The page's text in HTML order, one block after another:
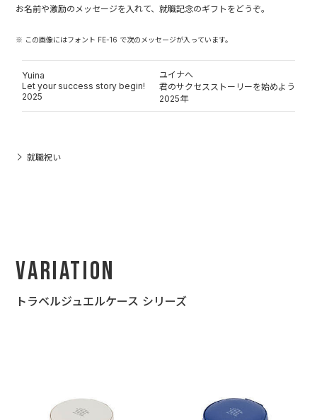
お名前や激励のメッセージを入れて、就職記念のギフトをどうぞ。
※ この画像にはフォント FE-16 で次のメッセージが入っています。
Yuina
Let your success story begin!
2025
ユイナへ
君のサクセスストーリーを始めよう
2025年
就職祝い
Variation
トラベルジュエルケース シリーズ